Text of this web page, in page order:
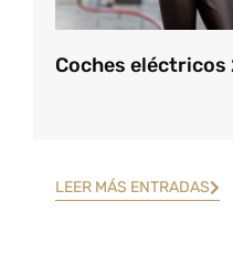
Coches eléctricos
LEER MÁS ENTRADAS